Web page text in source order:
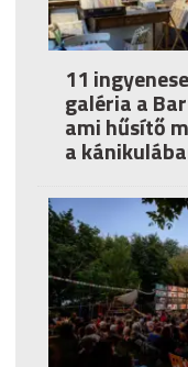
11
galéria a
ami hűsítő
a